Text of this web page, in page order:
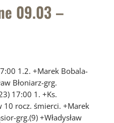
09.03 –
1.2. +Marek Bobala-
Błoniarz-grg.
17:00 1. +Ks.
10 rocz. śmierci. +Marek
grg.(9) +Władysław